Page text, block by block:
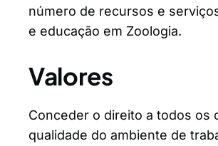
número de recursos e
e educação em Zoologia.
Valores
Conceder o direito a todos os
qualidade do ambiente de